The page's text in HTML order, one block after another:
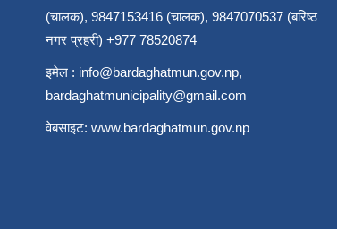
(चालक), 9847153416 (चालक), 9847070537 (बरिष्ठ
नगर प्रहरी) +977 78520874
इमेल : info@bardaghatmun.gov.np,
bardaghatmunicipality@gmail.com
वेबसाइट: www.bardaghatmun.gov.np